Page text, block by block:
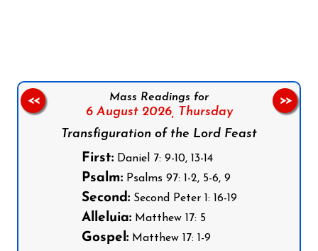
Mass Readings for
6 August 2026, Thursday
Transfiguration of the Lord Feast
First:Daniel 7: 9-10, 13-14
Psalm:Psalms 97: 1-2, 5-6, 9
Second:Second Peter 1: 16-19
Alleluia:Matthew 17: 5
Gospel:Matthew 17: 1-9
<< >>